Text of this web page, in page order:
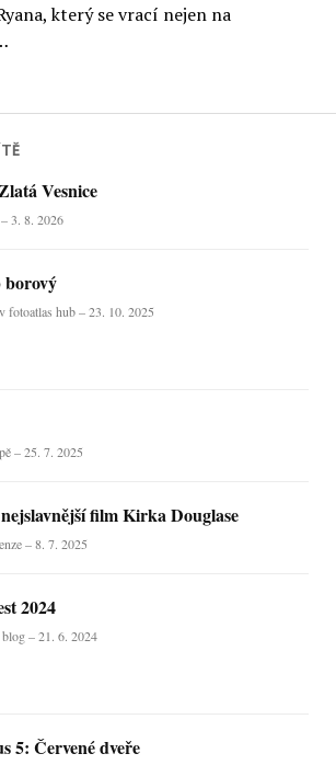
Vesnice
3. 8. 2026
fotoatlas hub – 23. 10. 2025
– 25. 7. 2025
film Kirka Douglase
– 8. 7. 2025
2024
– 21. 6. 2024
5: Červené dveře
který se vrací nejen na